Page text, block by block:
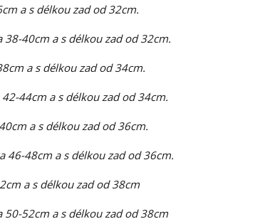
a s délkou zad od 32cm.
40cm a s délkou zad od 32cm.
a s délkou zad od 34cm.
44cm a s délkou zad od 34cm.
a s délkou zad od 36cm.
48cm a s délkou zad od 36cm.
a s délkou zad od 38cm
52cm a s délkou zad od 38cm